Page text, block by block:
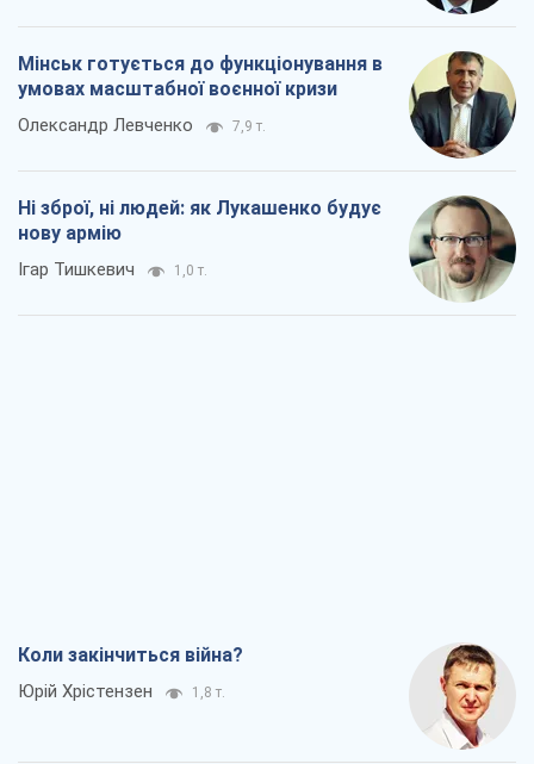
Мінськ готується до функціонування в
умовах масштабної воєнної кризи
Олександр Левченко 7,9 т.
Ні зброї, ні людей: як Лукашенко будує
нову армію
Ігар Тишкевич 1,0 т.
Коли закінчиться війна?
Юрій Хрістензен 1,8 т.